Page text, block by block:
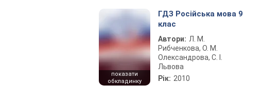
показати
обкладинку
ГДЗ Російська мова 9
клас
Автори: Л. М.
Рибченкова, О. М.
Олександрова, С. І.
Львова
Рік: 2010